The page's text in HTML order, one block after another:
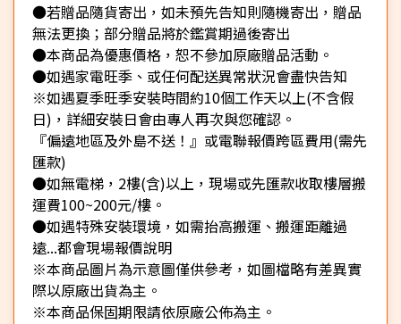
●若贈品隨貨寄出，如未預先告知則隨機寄出，贈品
無法更換；部分贈品將於鑑賞期過後寄出
●本商品為優惠價格，恕不參加原廠贈品活動。
●如遇家電旺季、或任何配送異常狀況會盡快告知
※如遇夏季旺季安裝時間約10個工作天以上(不含假
日)，詳細安裝日會由專人再次與您確認。
『偏遠地區及外島不送！』或電聯報價跨區費用(需先
匯款)
●如無電梯，2樓(含)以上，現場或先匯款收取樓層搬
運費100~200元/樓。
●如遇特殊安裝環境，如需抬高搬運、搬運距離過
遠...都會現場報價說明
※本商品圖片為示意圖僅供參考，如圖檔略有差異實
際以原廠出貨為主。
※本商品保固期限請依原廠公佈為主。